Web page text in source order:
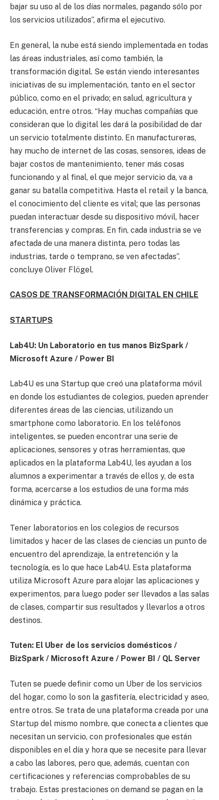
bajar su uso al de los días normales, pagando sólo por
los servicios utilizados”, afirma el ejecutivo.
En general, la nube está siendo implementada en todas
las áreas industriales, así como también, la
transformación digital. Se están viendo interesantes
iniciativas de su implementación, tanto en el sector
público, como en el privado; en salud, agricultura y
educación, entre otros. “Hay muchas compañías que
consideran que lo digital les dará la posibilidad de dar
un servicio totalmente distinto. En manufactureras,
hay mucho de internet de las cosas, sensores, ideas de
bajar costos de mantenimiento, tener más cosas
funcionando y al final, el que mejor servicio da, va a
ganar su batalla competitiva. Hasta el retail y la banca,
el conocimiento del cliente es vital; que las personas
puedan interactuar desde su dispositivo móvil, hacer
transferencias y compras. En fin, cada industria se ve
afectada de una manera distinta, pero todas las
industrias, tarde o temprano, se ven afectadas”,
concluye Oliver Flögel.
CASOS DE TRANSFORMACIÓN DIGITAL EN CHILE
STARTUPS
Lab4U: Un Laboratorio en tus manos BizSpark /
Microsoft Azure / Power BI
Lab4U es una Startup que creó una plataforma móvil
en donde los estudiantes de colegios, pueden aprender
diferentes áreas de las ciencias, utilizando un
smartphone como laboratorio. En los teléfonos
inteligentes, se pueden encontrar una serie de
aplicaciones, sensores y otras herramientas, que
aplicados en la plataforma Lab4U, les ayudan a los
alumnos a experimentar a través de ellos y, de esta
forma, acercarse a los estudios de una forma más
dinámica y práctica.
Tener laboratorios en los colegios de recursos
limitados y hacer de las clases de ciencias un punto de
encuentro del aprendizaje, la entretención y la
tecnología, es lo que hace Lab4U. Esta plataforma
utiliza Microsoft Azure para alojar las aplicaciones y
experimentos, para luego poder ser llevados a las salas
de clases, compartir sus resultados y llevarlos a otros
destinos.
Tuten: El Uber de los servicios domésticos /
BizSpark / Microsoft Azure / Power BI / QL Server
Tuten se puede definir como un Uber de los servicios
del hogar, como lo son la gasfitería, electricidad y aseo,
entre otros. Se trata de una plataforma creada por una
Startup del mismo nombre, que conecta a clientes que
necesitan un servicio, con profesionales que están
disponibles en el día y hora que se necesite para llevar
a cabo las labores, pero que, además, cuentan con
certificaciones y referencias comprobables de su
trabajo. Estas prestaciones on demand se pagan en la